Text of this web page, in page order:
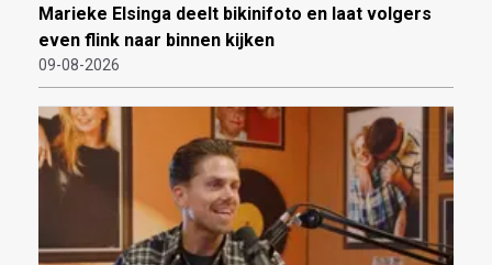
Marieke Elsinga deelt bikinifoto en laat volgers
even flink naar binnen kijken
09-08-2026